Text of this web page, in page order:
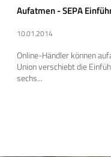
Aufatmen - SEPA
10.01.2014
Online-Händler können
Union verschiebt die
sechs...